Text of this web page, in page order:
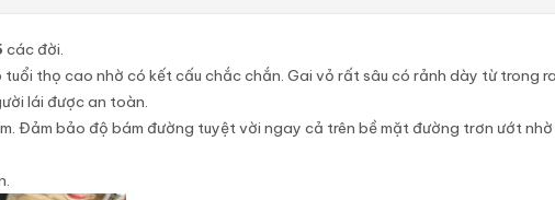
các đời.
thọ cao nhờ có kết cấu chắc chắn. Gai vỏ rất sâu có rảnh dày từ trong
lái được an toàn.
Đảm bảo độ bám đường tuyệt vời ngay cả trên bề mặt đường trơn ướt nhờ